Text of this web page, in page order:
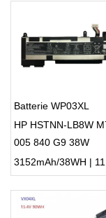
Batterie WP03XL
HP HSTNN-LB8W
005 840 G9 38W